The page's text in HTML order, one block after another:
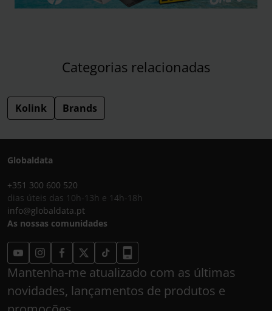
Categorias relacionadas
Kolink Brands
Globaldata
+351 300 600 520
dias úteis das 10h-13h e 14h-18h
info@globaldata.pt
As nossas comunidades
Mantenha-me atualizado com as últimas
novidades, lançamentos de produtos e